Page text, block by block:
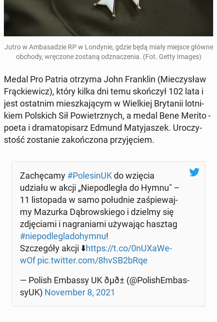
Jutro w Am­ba­sa­dzie RP w Lon­dy­nie, gdzie będą miały miejsce główne
obchody, wrę­czo­ne zostaną od­zna­cze­nia. (Fot. Getty Images)
Medal Pro Patria otrzyma John Fran­klin (Mie­czy­sław
Frąc­kie­wicz), który kilka dni temu skoń­czył 102 lata i
jest ostat­nim miesz­ka­ją­cym w Wiel­kiej Bry­ta­nii lot­ni­
kiem Pol­skich Sił Po­wietrz­nych, a medal Bene Merito -
poeta i dra­ma­to­pi­sarz Edmund Ma­ty­ja­szek. Uro­czy­
stość zo­sta­nie za­koń­czo­na przy­ję­ciem.
Za­chę­ca­my #Po­le­si­nUKdo wzięcia
udziału w akcji „Nie­pod­le­gła do Hymnu" –
11 li­sto­pa­da w samo po­łu­dnie za­śpie­waj­
my Mazurka Dą­brow­skie­go i dzielmy się
zdję­cia­mi i na­gra­nia­mi uży­wa­jąc hasztag
#nie­pod­le­gla­do­hym­nu!
Szcze­gó­ły akcji ⬇️https://t.co/0nU­Xa­We­
wOf pic.twitter.com/8hvSB2bRqe
— Polish Embassy UK ðµð± (@Po­li­shEm­bas­
sy­UK) No­vem­ber 8, 2021